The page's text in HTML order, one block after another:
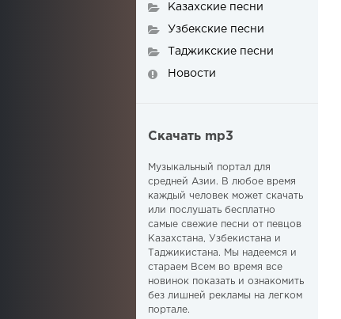
Казахские песни
Узбекские песни
Таджикские песни
Новости
Скачать mp3
Музыкальный портал для
средней Азии. В любое время
каждый человек может скачать
или послушать бесплатно
самые свежие песни от певцов
Казахстана, Узбекистана и
Таджикистана. Мы надеемся и
стараем Всем во время все
новинок показать и ознакомить
без лишней рекламы на легком
портале.